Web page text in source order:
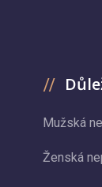
Mužská
Ženská